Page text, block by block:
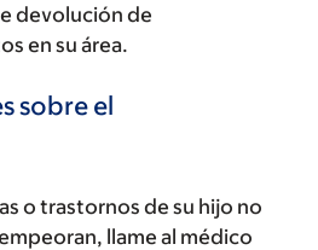
devolución de
en su área.
sobre el
o trastornos de su hijo no
llame al médico